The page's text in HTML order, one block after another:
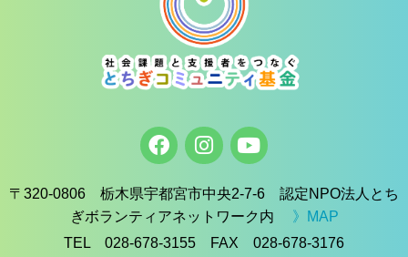
〒320-0806 栃木県宇都宮市中央2-7-6 認定NPO法人とち
ぎボランティアネットワーク内 》MAP
TEL 028-678-3155 FAX 028-678-3176